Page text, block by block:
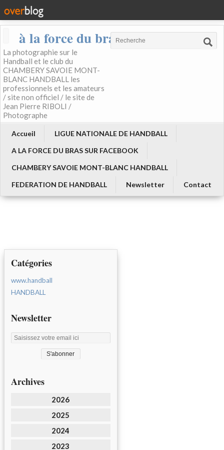
à la force du bras
La photographie sur le
Handball et le club du
CHAMBERY SAVOIE MONT-
BLANC HANDBALL les
professionnels et les amateurs
/ site non officiel / le site de
Jean Pierre RIBOLI /
Photographe
Accueil
LIGUE NATIONALE DE HANDBALL
A LA FORCE DU BRAS SUR FACEBOOK
CHAMBERY SAVOIE MONT-BLANC HANDBALL
FEDERATION DE HANDBALL
Newsletter Contact
Catégories
www.handball
HANDBALL
Newsletter
Archives
2026
2025
2024
2023